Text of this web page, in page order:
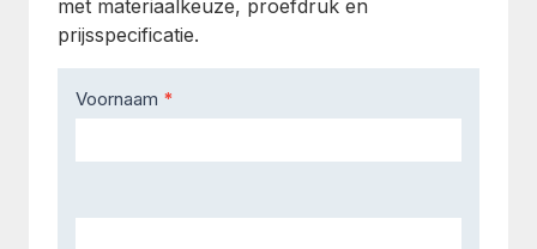
met materiaalkeuze, proefdruk en
prijsspecificatie.
Contact
Us
Voornaam *